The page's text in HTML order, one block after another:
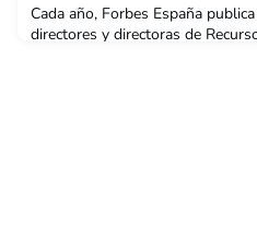
Cada año, Forbes España
directores y directoras de